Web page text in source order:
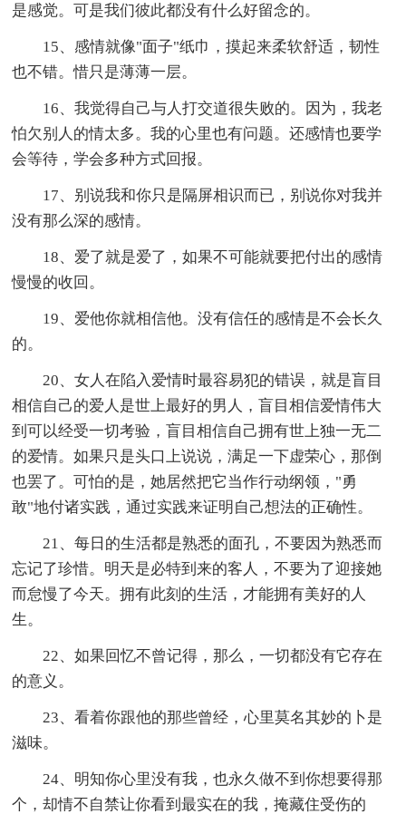
是感觉。可是我们彼此都没有什么好留念的。
15、感情就像"面子"纸巾，摸起来柔软舒适，韧性
也不错。惜只是薄薄一层。
16、我觉得自己与人打交道很失败的。因为，我老
怕欠别人的情太多。我的心里也有问题。还感情也要学
会等待，学会多种方式回报。
17、别说我和你只是隔屏相识而已，别说你对我并
没有那么深的感情。
18、爱了就是爱了，如果不可能就要把付出的感情
慢慢的收回。
19、爱他你就相信他。没有信任的感情是不会长久
的。
20、女人在陷入爱情时最容易犯的错误，就是盲目
相信自己的爱人是世上最好的男人，盲目相信爱情伟大
到可以经受一切考验，盲目相信自己拥有世上独一无二
的爱情。如果只是头口上说说，满足一下虚荣心，那倒
也罢了。可怕的是，她居然把它当作行动纲领，"勇
敢"地付诸实践，通过实践来证明自己想法的正确性。
21、每日的生活都是熟悉的面孔，不要因为熟悉而
忘记了珍惜。明天是必特到来的客人，不要为了迎接她
而怠慢了今天。拥有此刻的生活，才能拥有美好的人
生。
22、如果回忆不曾记得，那么，一切都没有它存在
的意义。
23、看着你跟他的那些曾经，心里莫名其妙的卜是
滋味。
24、明知你心里没有我，也永久做不到你想要得那
个，却情不自禁让你看到最实在的我，掩藏住受伤的